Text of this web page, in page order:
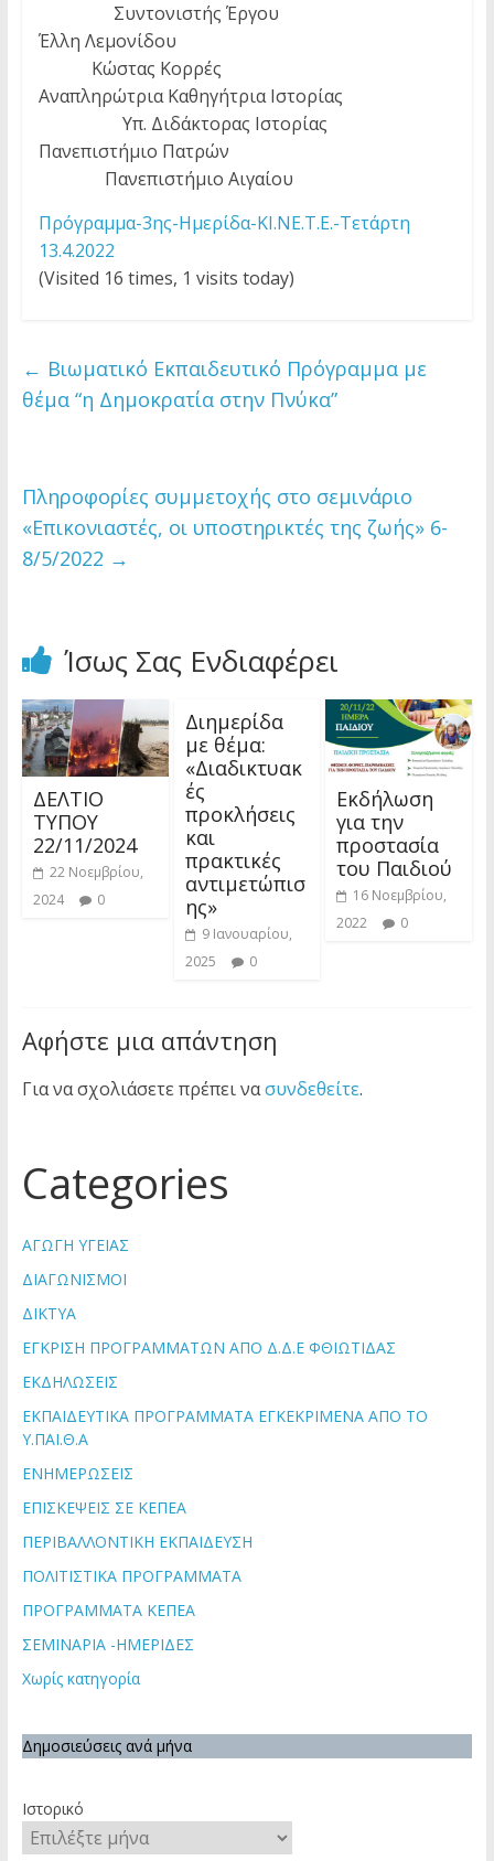
Συντονιστής Έργου
Έλλη Λεμονίδου
Κώστας Κορρές
Αναπληρώτρια Καθηγήτρια Ιστορίας
Υπ. Διδάκτορας Ιστορίας
Πανεπιστήμιο Πατρών
Πανεπιστήμιο Αιγαίου
Πρόγραμμα-3ης-Ημερίδα-ΚΙ.ΝΕ.Τ.Ε.-Τετάρτη
13.4.2022
(Visited 16 times, 1 visits today)
← Βιωματικό Εκπαιδευτικό Πρόγραμμα με
θέμα “η Δημοκρατία στην Πνύκα”
Πληροφορίες συμμετοχής στο σεμινάριο
«Επικονιαστές, οι υποστηρικτές της ζωής» 6-
8/5/2022 →
Ίσως Σας Ενδιαφέρει
ΔΕΛΤΙΟ
ΤΥΠΟΥ
22/11/2024
22 Νοεμβρίου,
2024
0
Διημερίδα
με θέμα:
«Διαδικτυακ
ές
προκλήσεις
και
πρακτικές
αντιμετώπισ
ης»
9 Ιανουαρίου,
2025
0
Εκδήλωση
για την
προστασία
του Παιδιού
16 Νοεμβρίου,
2022
0
Αφήστε μια απάντηση
Για να σχολιάσετε πρέπει νασυνδεθείτε.
Categories
ΑΓΩΓΗ ΥΓΕΙΑΣ
ΔΙΑΓΩΝΙΣΜΟΙ
ΔΙΚΤΥΑ
ΕΓΚΡΙΣΗ ΠΡΟΓΡΑΜΜΑΤΩΝ ΑΠΟ Δ.Δ.Ε ΦΘΙΩΤΙΔΑΣ
ΕΚΔΗΛΩΣΕΙΣ
ΕΚΠΑΙΔΕΥΤΙΚΑ ΠΡΟΓΡΑΜΜΑΤΑ ΕΓΚΕΚΡΙΜΕΝΑ ΑΠΟ ΤΟ
Υ.ΠΑΙ.Θ.Α
ΕΝΗΜΕΡΩΣΕΙΣ
ΕΠΙΣΚΕΨΕΙΣ ΣΕ ΚΕΠΕΑ
ΠΕΡΙΒΑΛΛΟΝΤΙΚΗ ΕΚΠΑΙΔΕΥΣΗ
ΠΟΛΙΤΙΣΤΙΚΑ ΠΡΟΓΡΑΜΜΑΤΑ
ΠΡΟΓΡΑΜΜΑΤΑ ΚΕΠΕΑ
ΣΕΜΙΝΑΡΙΑ -ΗΜΕΡΙΔΕΣ
Χωρίς κατηγορία
Δημοσιεύσεις ανά μήνα
Ιστορικό